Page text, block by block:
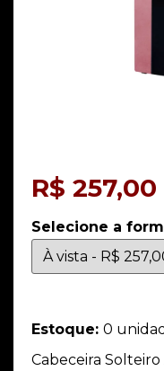
R$ 257,00
Selecione a
Estoque: 0
Cabeceira